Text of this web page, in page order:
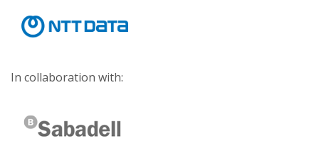
In collaboration with: